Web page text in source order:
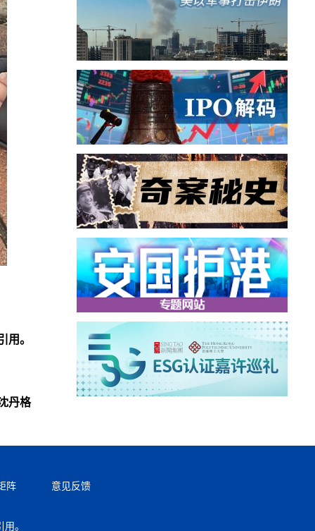
用。
丹格
阵 意见反馈
。